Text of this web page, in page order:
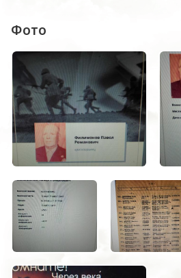
Фото